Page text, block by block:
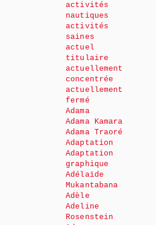
activités
nautiques
activités
saines
actuel
titulaire
actuellement
concentrée
actuellement
fermé
Adama
Adama Kamara
Adama Traoré
Adaptation
Adaptation
graphique
Adélaïde
Mukantabana
Adèle
Adeline
Rosenstein